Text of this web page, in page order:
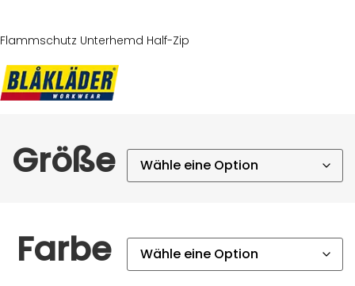
Flammschutz Unterhemd Half-Zip
Größe
Farbe